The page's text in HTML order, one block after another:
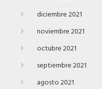
diciembre 2021
noviembre 2021
octubre 2021
septiembre 2021
agosto 2021